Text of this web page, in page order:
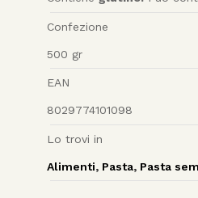
Confezione
500 gr
EAN
8029774101098
Lo trovi in
Alimenti, Pasta, Pasta